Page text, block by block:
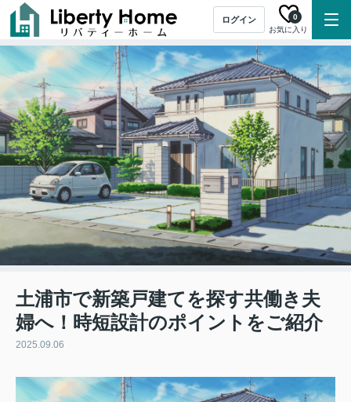
ログイン
お気に入り
0
土浦市で新築戸建てを探す共働き夫
婦へ！時短設計のポイントをご紹介
2025.09.06